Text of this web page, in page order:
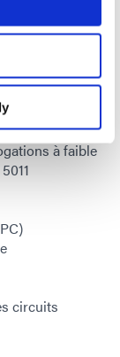
Dymax
UL
à faible
circuits